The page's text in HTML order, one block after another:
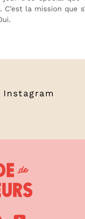
la mission que
Instagram